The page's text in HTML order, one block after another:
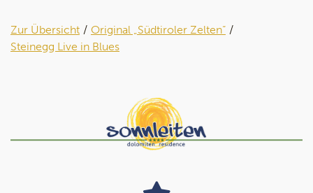
Zur Übersicht
Original „Südtiroler Zelten“
Steinegg Live in Blues